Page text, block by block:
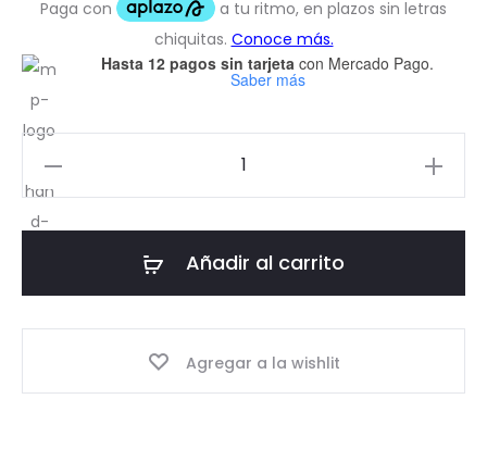
Hasta 12 pagos sin tarjeta con Mercado Pago.
Saber más
dolor
cantidad
Añadir al carrito
Agregar a la wishlit